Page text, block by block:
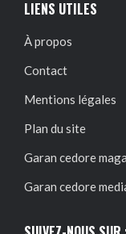
LIENS UTILES
À propos
Contact
Mentions légales
Plan du site
Garan cedore
Garan cedore